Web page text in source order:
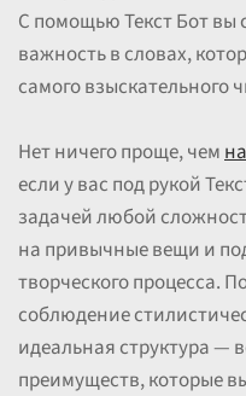
С помощью Текст Бот вы
важность в словах,
самого взыскательного
Нет ничего проще, чем
если у вас под рукой
задачей любой
на привычные вещи и
творческого процесса.
соблюдение
идеальная структура —
преимуществ, которые